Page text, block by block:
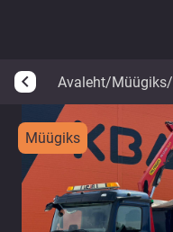
arrow_back_ios Avaleht/Müügiks/
Müügiks